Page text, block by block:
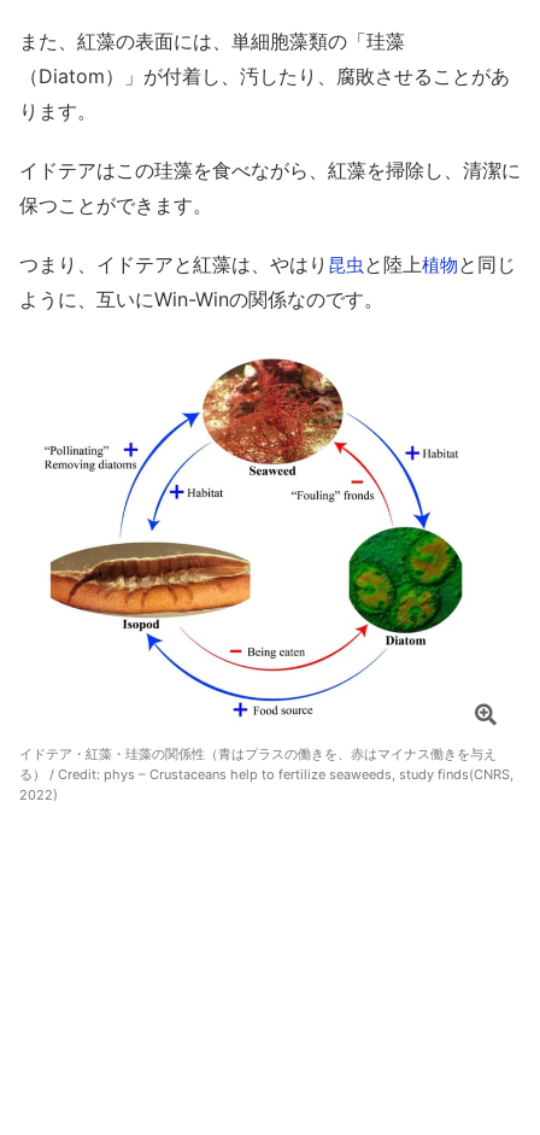
また、紅藻の表面には、単細胞藻類の「珪藻
（Diatom）」が付着し、汚したり、腐敗させることがあ
ります。
イドテアはこの珪藻を食べながら、紅藻を掃除し、清潔に
保つことができます。
つまり、イドテアと紅藻は、やはり 昆虫と陸上植物と同じ
ように、互いにWin-Winの関係なのです。
イドテア・紅藻・珪藻の関係性（青はプラスの働きを、赤はマイナス働きを与え
る） / Credit: phys – Crustaceans help to fertilize seaweeds, study finds(CNRS,
2022)